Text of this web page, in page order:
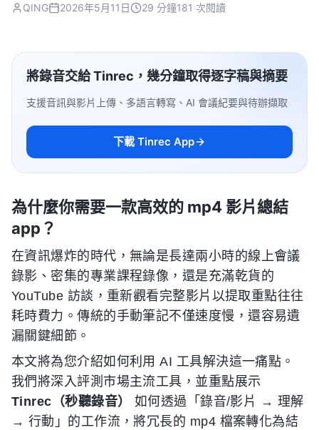
QING 2026年5月11日 29 分鐘181 次閱讀
將錄音交給 Tinrec，幾分鐘取得逐字稿與摘要
支援音訊與影片上傳、多語言轉寫、AI 會議紀要與待辦擷取
下載 Tinrec App
為什麼你需要一款高效的 mp4 影片總結
app？
在資訊爆炸的時代，無論是長達兩小時的線上會議
錄影、密集的專業課程錄像，還是充滿乾貨的
YouTube 訪談，重新觀看完整影片以提取重點往往
耗時費力。傳統的手動筆記不僅速度慢，還容易遺
漏關鍵細節。
本文將為您介紹如何利用 AI 工具解決這一痛點。
我們將深入評測市場主流工具，並重點展示
Tinrec（秒聽錄音）
如何透過「錄音/影片 → 理解
→ 行動」的工作流，將冗長的 mp4 檔案轉化為結